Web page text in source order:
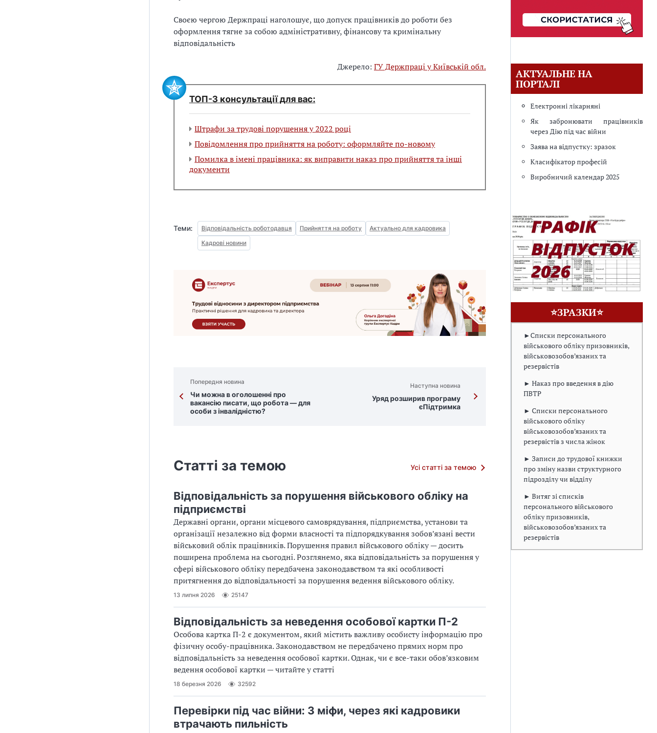
Своєю чергою Держпраці наголошує, що допуск працівників до роботи без
оформлення тягне за собою адміністративну, фінансову та кримінальну
відповідальність
Джерело: ГУ Держпраці у Київській обл.
ТОП-3 консультації для вас:
Штрафи за трудові порушення у 2022 році
Повідомлення про прийняття на роботу: оформляйте по‑новому
Помилка в імені працівника: як виправити наказ про прийняття та інші
документи
Теми: Відповідальність роботодавця Прийняття на роботу
Актуально для кадровика
Кадрові новини
Попередня новина
Чи можна в оголошенні про
вакансію писати, що робота — для
особи з інвалідністю?
Наступна новина
Уряд розширив програму
єПідтримка
Статті за темою Усі статті за темою
Відповідальність за порушення військового обліку на
підприємстві
Державні органи, органи місцевого самоврядування, підприємства, установи та
організації незалежно від форми власності та підпорядкування зобов’язані вести
військовий облік працівників. Порушення правил військового обліку — досить
поширена проблема на сьогодні. Розглянемо, яка відповідальність за порушення у
сфері військового обліку передбачена законодавством та які особливості
притягнення до відповідальності за порушення ведення військового обліку.
13 липня 2026 25147
Відповідальність за неведення особової картки П-2
Особова картка П-2 є документом, який містить важливу особисту інформацію про
фізичну особу-працівника. Законодавством не передбачено прямих норм про
відповідальність за неведення особової картки. Однак, чи є все-таки обов’язковим
ведення особової картки — читайте у статті
18 березня 2026 32592
Перевірки під час війни: 3 міфи, через які кадровики
втрачають пильність
АКТУАЛЬНЕ НА
ПОРТАЛІ
Електронні лікарняні
Як забронювати працівників
через Дію під час війни
Заява на відпустку: зразок
Класифікатор професій
Виробничий календар 2025
⭐ЗРАЗКИ⭐
►Списки персонального
військового обліку призовників,
військовозобов’язаних та
резервістів
► Наказ про введення в дію
ПВТР
► Списки персонального
військового обліку
військовозобов’язаних та
резервістів з числа жінок
► Записи до трудової книжки
про зміну назви структурного
підрозділу чи відділу
► Витяг зі списків
персонального військового
обліку призовників,
військовозобов’язаних та
резервістів